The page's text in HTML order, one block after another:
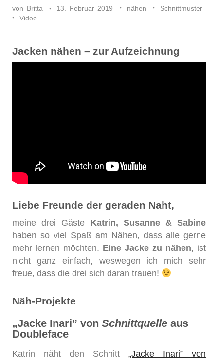
von Britta 13. Februar 2019 nähen
Schnittmuster
Video
Jacken nähen – zur Aufzeichnung
Liebe Freunde der geraden Naht,
meine drei Gäste Katrin, Susanne & Sabine
haben so viel Spaß am Nähen, dass alle gerne
mehr lernen möchten. Eine Jacke zu nähen, ist
nicht ganz einfach, weswegen ich mich sehr
freue, dass die drei sich daran trauen!
Näh-Projekte
„Jacke Inari” von Schnittquelle aus
Doubleface
Katrin näht den Schnitt „Jacke Inari” von